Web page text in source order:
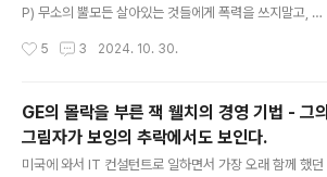
고 문자 메세지가 왔습니다. 무려 4박 5일동안 전기 없이
곳도 피해가 많습니다. 아주 중심가나 사무실 밀집 지역은
P) 무소의 뿔모든 살아있는 것들에게 폭력을 쓰지말고, 살
도 말라. 하물며 친구이랴. 무소의 뿔처럼 혼가서 가라.만남
는 줄 알고, 무소의 뿔처럼 혼자서 가라. 친구를 좋아한 나
머지 마음이 거기 얽매이게 되면 본래의 뜻을 잃는다.가까
이 사귀면 그렇게 될 것을 미리 알고, 무소의 뿔처럼 혼자
5 3 2024. 10. 30.
GE의 몰락을 부른 잭 웰치의 경영 기법 - 그의
그림자가 보잉의 추락에서도 보인다.
미국에 와서 IT 컨설턴트로 일하면서 가장 오래 함께 했던